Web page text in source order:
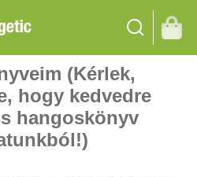
(Kérlek,
hogy kedvedre
hangoskönyv